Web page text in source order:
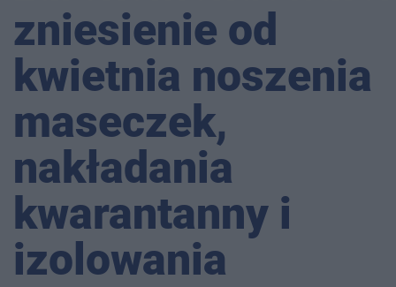
zniesienie od
kwietnia noszenia
maseczek,
nakładania
kwarantanny i
izolowania